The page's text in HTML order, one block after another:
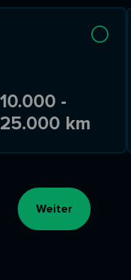
10.000 -
25.000 km
Weiter